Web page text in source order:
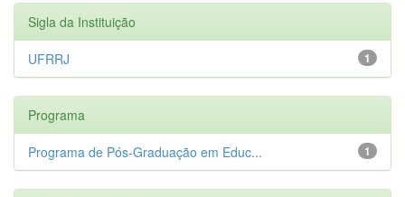
Sigla da Instituição
1
UFRRJ
Programa
1
Programa de Pós-Graduação em Educ...